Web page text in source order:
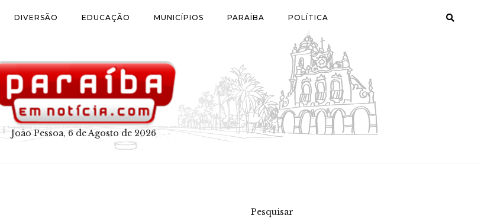
DIVERSÃO EDUCAÇÃO MUNICÍPIOS PARAÍBA POLÍTICA
João Pessoa, 6 de Agosto de 2026
Pesquisar